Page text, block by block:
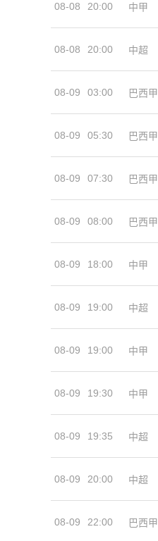
08-08 20:00 中甲
08-08 20:00 中超
08-09 03:00 巴西甲
08-09 05:30 巴西甲
08-09 07:30 巴西甲
08-09 08:00 巴西甲
08-09 18:00 中甲
08-09 19:00 中超
08-09 19:00 中甲
08-09 19:30 中甲
08-09 19:35 中超
08-09 20:00 中超
08-09 22:00 巴西甲